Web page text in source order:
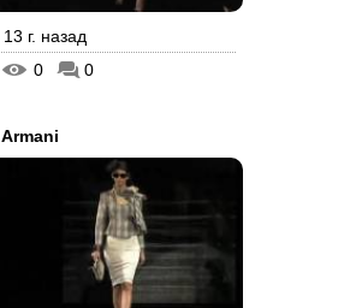
13 г. назад
0
0
Armani